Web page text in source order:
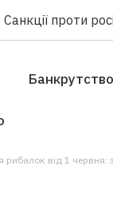
Санкції проти
Банкрутство
рибалок від 1